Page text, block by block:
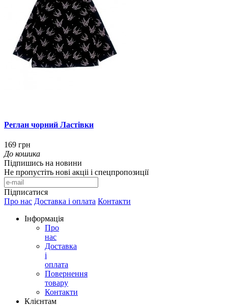
Реглан чорний Ластівки
169 грн
До кошика
Підпишись на новини
Не пропустіть нові акціі і спецпропозиції
Підписатися
Про нас Доставка і оплата Контакти
Інформація
Про
нас
Доставка
і
оплата
Повернення
товару
Контакти
Клієнтам